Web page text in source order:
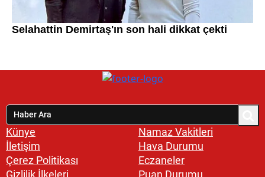
Künye
İletişim
Çerez Politikası
Gizlilik İlkeleri
Namaz Vakitleri
Hava Durumu
Eczaneler
Puan Durumu